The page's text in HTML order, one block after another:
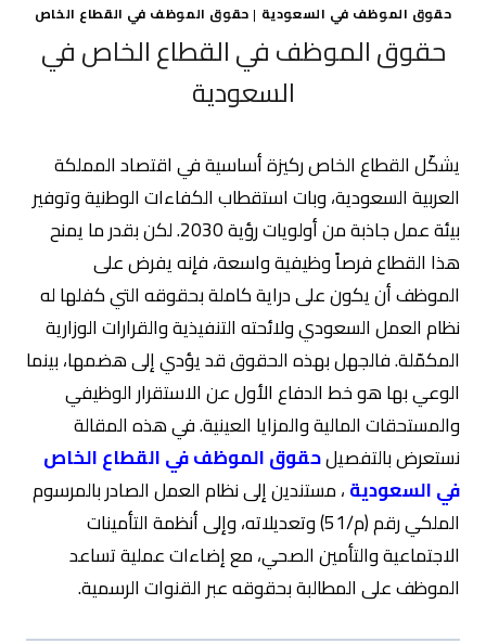
حقوق الموظف في السعودية | حقوق الموظف في القطاع الخاص
حقوق الموظف في القطاع الخاص في
السعودية
يشكّل القطاع الخاص ركيزة أساسية في اقتصاد المملكة
العربية السعودية، وبات استقطاب الكفاءات الوطنية وتوفير
بيئة عمل جاذبة من أولويات رؤية 2030. لكن بقدر ما يمنح
هذا القطاع فرصاً وظيفية واسعة، فإنه يفرض على
الموظف أن يكون على دراية كاملة بحقوقه التي كفلها له
نظام العمل السعودي ولائحته التنفيذية والقرارات الوزارية
المكمّلة. فالجهل بهذه الحقوق قد يؤدي إلى هضمها، بينما
الوعي بها هو خط الدفاع الأول عن الاستقرار الوظيفي
والمستحقات المالية والمزايا العينية. في هذه المقالة
نستعرض بالتفصيلحقوق الموظف في القطاع الخاص
في السعودية، مستندين إلى نظام العمل الصادر بالمرسوم
الملكي رقم (م/51) وتعديلاته، وإلى أنظمة التأمينات
الاجتماعية والتأمين الصحي، مع إضاءات عملية تساعد
الموظف على المطالبة بحقوقه عبر القنوات الرسمية.